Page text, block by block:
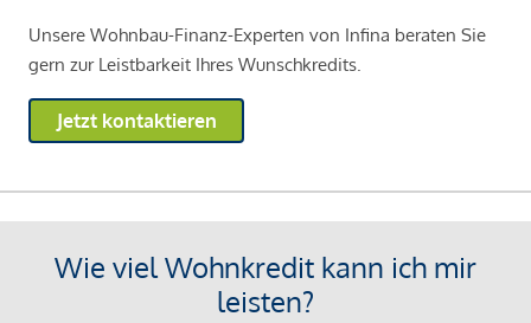
Unsere Wohnbau-Finanz-Experten von Infina beraten Sie
gern zur Leistbarkeit Ihres Wunschkredits.
Jetzt kontaktieren
Wie viel Wohnkredit kann ich mir
leisten?